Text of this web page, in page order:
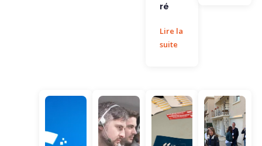
ré
Lire la
suite